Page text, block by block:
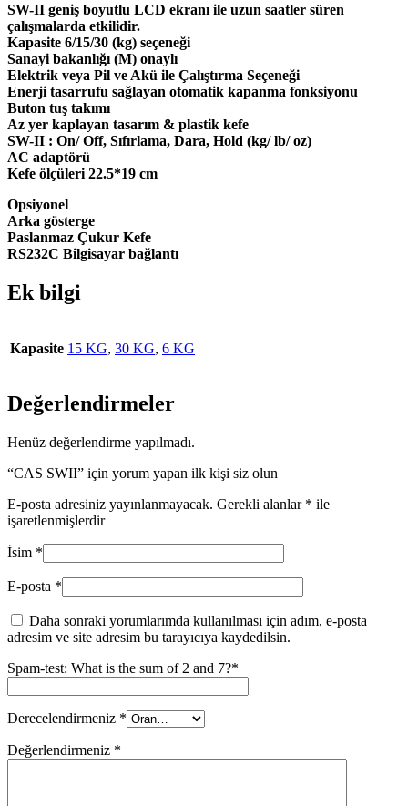
SW-II geniş boyutlu LCD ekranı ile uzun saatler süren
çalışmalarda etkilidir.
Kapasite 6/15/30 (kg) seçeneği
Sanayi bakanlığı (M) onaylı
Elektrik veya Pil ve Akü ile Çalıştırma Seçeneği
Enerji tasarrufu sağlayan otomatik kapanma fonksiyonu
Buton tuş takımı
Az yer kaplayan tasarım & plastik kefe
SW-II : On/ Off, Sıfırlama, Dara, Hold (kg/ lb/ oz)
AC adaptörü
Kefe ölçüleri 22.5*19 cm
Opsiyonel
Arka gösterge
Paslanmaz Çukur Kefe
RS232C Bilgisayar bağlantı
Ek bilgi
Kapasite 15 KG, 30 KG, 6 KG
Değerlendirmeler
Henüz değerlendirme yapılmadı.
“CAS SWII” için yorum yapan ilk kişi siz olun
E-posta adresiniz yayınlanmayacak. Gerekli alanlar * ile
işaretlenmişlerdir
İsim *
E-posta *
Daha sonraki yorumlarımda kullanılması için adım, e-posta
adresim ve site adresim bu tarayıcıya kaydedilsin.
Spam-test: What is the sum of 2 and 7?*
Derecelendirmeniz *
Değerlendirmeniz *